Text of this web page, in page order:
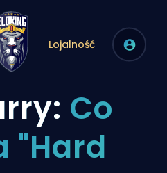
Lojalność
Co
"Hard